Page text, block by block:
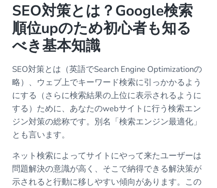
SEO対策とは？Google検索
順位upのため初心者も知る
べき基本知識
SEO対策とは（英語でSearch Engine Optimizationの
略）、ウェブ上でキーワード検索に引っかかるよう
にする（さらに検索結果の上位に表示されるように
する）ために、あなたのwebサイトに行う検索エン
ジン対策の総称です。別名「検索エンジン最適化」
とも言います。
ネット検索によってサイトにやって来たユーザーは
問題解決の意識が高く、そこで納得できる解決策が
示されると行動に移しやすい傾向があります。この